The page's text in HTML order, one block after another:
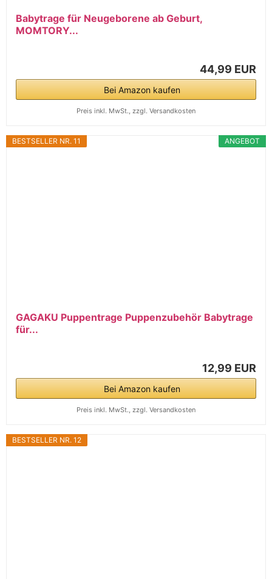
Babytrage für Neugeborene ab Geburt,
MOMTORY...
44,99 EUR
Bei Amazon kaufen
Preis inkl. MwSt., zzgl. Versandkosten
ANGEBOT
BESTSELLER NR. 11
GAGAKU Puppentrage Puppenzubehör Babytrage
für...
12,99 EUR
Bei Amazon kaufen
Preis inkl. MwSt., zzgl. Versandkosten
BESTSELLER NR. 12